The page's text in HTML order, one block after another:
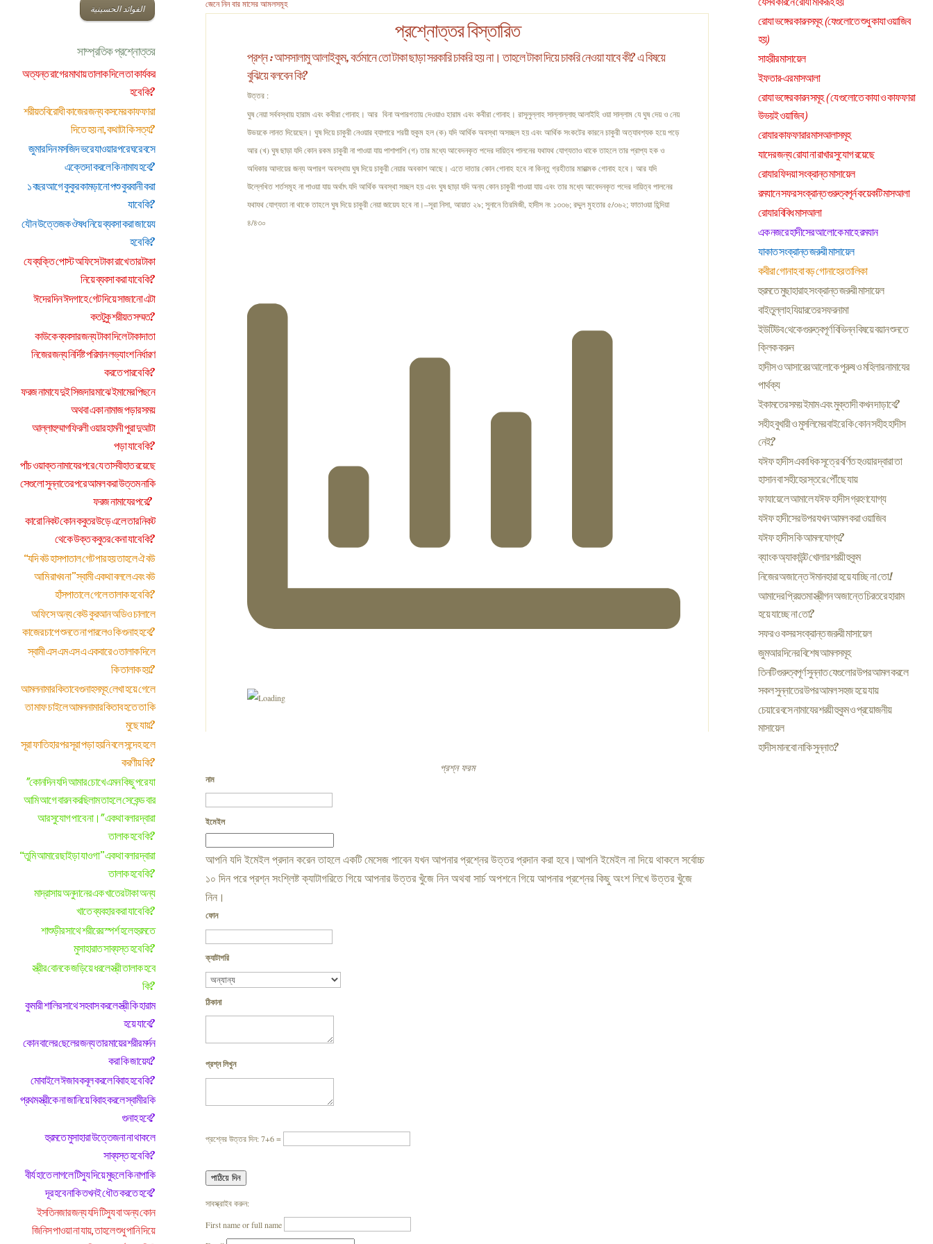
الفوائد الحسينية
সাম্প্রতিক প্রশ্নোত্তর
অত্যন্ত রাগের মাথায় তালাক দিলে তা কার্যকর
হবে কি?
শরীয়তবিরোধী কাজের জন্য কসমের কাফফারা
দিতে হয় না, কথাটা কি সত্য?
জুমার দিন মসজিদ ভরে যাওয়ার পরে ঘরে বসে
এক্তেদা করলে কি নামায হবে?
১ বছর আগে কুকুর কামড়ানো পশু কুরবানী করা
যাবে কি?
যৌন উত্তেজক ঔষধ নিয়ে ব্যবসা করা জায়েয
হবে কি?
যে ব্যক্তি পোস্ট অফিসে টাকা রাখে তার টাকা
নিয়ে ব্যবসা করা যাবে কি?
ঈদের দিন ঈদগাহে গেট দিয়ে সাজানো এটা
কতটুকু শরীয়ত সম্মত?
কাউকে ব্যবসার জন্য টাকা দিলে টাকাদাতা
নিজের জন্য নির্দিষ্ট পরিমান লভ্যাংশ নির্ধারণ
করতে পারবে কি?
ফরজ নামাযে দুই সিজদার মাঝে ইমামের পিছনে
অথবা একা নামাজ পড়ার সময়
আল্লাহুম্মাগফিরলী ওয়ার হামনী পুরা দুআটা
পড়া যাবে কি?
পাঁচ ওয়াক্ত নামাযের পরে যে তাসবীহাত রয়েছে
সেগুলো সুন্নাতের পরে আমল করা উত্তম নাকি
ফরজ নামাযের পরে?
কারো নিকট কোন কবুতর উড়ে এলে তার নিকট
থেকে উক্ত কবুতর কেনা যাবে কি?
“যদি বউ হাসপাতাল গেট পার হয় তাহলে ঐ বউ
আমি রাখব না” স্বামী একথা বললে এবং বউ
হাঁসপাতালে গেলে তালাক হবে কি?
অফিসে অন্য কেউ কুরআন অডিও চালালে
কাজের চাপে শুনতে না পারলেও কি গুনাহ হবে?
স্বামী এস এম এস এ একবারে ৩ তালাক দিলে
কি তালাক হয়?
আমলনামার কিতাবে গুনাহসমূহ লেখা হয়ে গেলে
তা মাফ চাইলে আমলনামার কিতাব হতে তা কি
মুছে যায়?
সূরা ফাতিহার পর সূরা পড়া হয়নি বলে সন্দেহ হলে
করণীয় কি?
"কোনদিন যদি আমার চোখে এমন কিছু পরে যা
আমি আগে বারন করছিলাম তাহলে সেকেন্ড বার
আর সুযোগ পাবে না।" একথা বলার দ্বারা
তালাক হবে কি?
“তুমি আমারে ছাইড়া যাওগা” একথা বলার দ্বারা
তালাক হবে কি?
মাদ্রাসায় অনুদানের এক খাতের টাকা অন্য
খাতে ব্যবহার করা যাবে কি?
শাশুড়ীর সাথে শরীরের স্পর্শ হলে হুরমতে
মুসাহারাত সাব্যস্ত হবে কি?
স্ত্রীর বোনকে জড়িয়ে ধরলে স্ত্রী তালাক হবে
কি?
কুমারী শালির সাথে সহবাস করলে স্ত্রী কি হারাম
হয়ে যাবে?
কোন বালের ছেলের জন্য তার মায়ের শরীর মর্দন
করা কি জায়েয?
মোবাইলে ঈজাব কবূল করলে বিবাহ হবে কি?
প্রথম স্ত্রীকে না জানিয়ে বিবাহ করলে স্বামীর কি
গুনাহ হবে?
হুরমতে মুসাহারা উত্তেজনা না থাকলে
সাব্যস্ত হবে কি?
বীর্য হাতে লাগলে টিস্যু দিয়ে মুছলে কি নাপাকি
দূর হবে নাকি তখনই ধৌত করতে হবে?
ইসতিনজার জন্য যদি টিস্যু বা অন্য কোন
জিনিস পাওয়া না যায়, তাহলে শুধু পানি দিয়ে
জেনে নিন বার মাসের আমলসমূহ
প্রশ্নোত্তর বিস্তারিত
প্রশ্ন :আসসালামু আলাইকুম, বর্তমানে তো টাকা ছাড়া সরকারি চাকরি হয় না। তাহলে টাকা দিয়ে চাকরি নেওয়া যাবে কী? এ বিষয়ে
বুঝিয়ে বলবেন কি?
উত্তর :
ঘুষ নেয়া সর্ববস্থায় হারাম এবং কবীরা গোনাহ। আর বিনা অপারগতায় দেওয়াও হারাম এবং কবীরা গোনাহ। রাসূলুল্লাহ সাল্লাল্লাহু আলাইহি ওয়া সাল্লাম যে ঘুষ দেয় ও নেয়
উভয়কে লানত দিয়েছেন। ঘুষ দিয়ে চাকুরী নেওয়ার ব্যাপারে শরয়ী হুকুম হল (ক) যদি আর্থিক অবস্থা অসচ্ছল হয় এবং আর্থিক সংকটের কারনে চাকুরী অত্যাবশ্যক হয়ে পড়ে
আর (খ) ঘুষ ছাড়া যদি কোন রকম চাকুরী না পাওয়া যায় পাশাপাশি (গ) তার মধ্যে আবেদনকৃত পদের দায়িত্ব পালনের যথাযথ যোগ্যতাও থাকে তাহলে তার প্রাপ্য হক ও
অধিকার আদায়ের জন্য অপারগ অবস্থায় ঘুষ দিয়ে চাকুরী নেয়ার অবকাশ আছে। এতে দাতার কোন গোনাহ হবে না কিন্তু গ্রহীতার মারাত্মক গোনাহ হবে। আর যদি
উল্লেখিত শর্তসমূহ না পাওয়া যায় অর্থাৎ যদি আর্থিক অবস্থা সচ্ছল হয় এবং ঘুষ ছাড়া যদি অন্য কোন চাকুরী পাওয়া যায় এবং তার মধ্যে আবেদনকৃত পদের দায়িত্ব পালনের
যথাযথ যোগ্যতা না থাকে তাহলে ঘুষ দিয়ে চাকুরী নেয়া জায়েয হবে না।–সূরা নিসা, আয়াত ২৯; সুনানে তিরমিজী, হাদীস নং ১৩৩৬; রদ্দুল মুহতার ৫/৩৬২; ফাতাওয়া হিন্দিয়া
৪/৪৩০
প্রশ্ন ফরম
নাম
ইমেইল
আপনি যদি ইমেইল প্রদান করেন তাহলে একটি মেসেজ পাবেন যখন আপনার প্রশ্নের উত্তর প্রদান করা হবে।আপনি ইমেইল না দিয়ে থাকলে সর্বোচ্চ
১০ দিন পরে প্রশ্ন সংশ্লিষ্ট ক্যাটাগরিতে গিয়ে আপনার উত্তর খুঁজে নিন অথবা সার্চ অপশনে গিয়ে আপনার প্রশ্নের কিছু অংশ লিখে উত্তর খুঁজে
নিন।
ফোন
ক্যাটাগরি
ঠিকানা
প্রশ্ন লিখুন
প্রশ্নের উত্তর দিন: 7+6 =
সাবস্ক্রাইব করুন:
First name or full name
রোযা ভঙ্গের কারনসমূহ (যেগুলোতে শুধু কাযা ওয়াজিব
হয়)
সাহরীর মাসায়েল
ইফতার-এর মাসআলা
রোযা ভঙ্গের কারন সমূহ ( যে গুলোতে কাযা ও কাফফারা
উভয়ই ওয়াজিব )
রোযার কাফফারার মাসআলাসমূহ
যাদের জন্য রোযা না রাখার সুযোগ রয়েছে
রোযার ফিদয়া সংক্রান্ত মাসায়েল
রমযানে সফর সংক্রান্ত গুরুত্বপূর্ন কয়েকটি মাসআলা
রোযার বিবিধ মাসআলা
এক নজরে হাদীসের আলোকে মাহে রমযান
যাকাত সংক্রান্ত জরুরী মাসায়েল
কবীরা গোনাহ বা বড় গোনাহের তালিকা
হুরমতে মুছাহারাহ সংক্রান্ত জরুরী মাসায়েল
বাইতুল্লাহ যিয়ারতের সফরনামা
ইউটিউব থেকে গুরুত্বপূর্ণ বিভিন্ন বিষয়ে বয়ান শুনতে
ক্লিক করুন
হাদীস ও আসারের আলোকে পুরুষ ও মহিলার নামাযের
পার্থক্য
ইকামতের সময় ইমাম এবং মুক্তাদী কখন দাড়াবে?
সহীহ বুখারী ও মুসলিমের বাইরে কি কোন সহীহ হাদীস
নেই?
যঈফ হাদীস একাধিক সূত্রে বর্ণিত হওয়ার দ্বারা তা
হাসান বা সহীহের স্তরে পৌঁছে যায়
ফাযায়েলে আমালে যঈফ হাদীস গ্রহণযোগ্য
যঈফ হাদীসের উপর যখন আমল করা ওয়াজিব
যঈফ হাদীস কি আমলযোগ্য?
ব্যাংক অ্যাকাউন্ট খোলার শর‍য়ী হুকুম
নিজের অজান্তে ঈমানহারা হয়ে যাচ্ছি না তো!
আমাদের প্রিয়তমা স্ত্রীগন অজান্তে চিরতরে হারাম
হয়ে যাচ্ছে না তো?
সফর ও কসর সংক্রান্ত জরুরী মাসায়েল
জুমআর দিনের বিশেষ আমলসমূহ
তিনটি গুরুত্বপূর্ণ সুন্নাত যেগুলোর উপর আমল করলে
সকল সুন্নাতের উপর আমল সহজ হয়ে যায়
চেয়ারে বসে নামাযের শরয়ী হুকুম ও প্রয়োজনীয়
মাসায়েল
হাদীস মানবো নাকি সুন্নাত?